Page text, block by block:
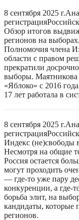
8 сентября 2025 г.
регистрация
Обзор итогов
регионов на
Полномочия члена
области с правом
прекратили
выборы. Маятникова
«Яблоко» с 2016
17 лет работала в
8 сентября 2025 г.
регистрация
Индекс (не)свободы
Несмотря на общие
Россия остается
могут проходить
— где-то уже пару
конкуренции, а где-
борьба элит, на
кандидаты, которые
регионов.